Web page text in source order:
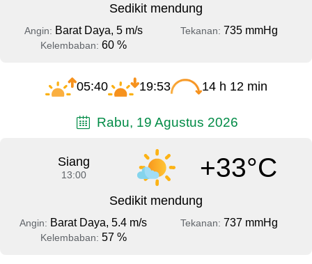
Sedikit mendung
Angin: Barat Daya, 5 m/s Tekanan: 735 mmHg
Kelembaban: 60 %
05:40 19:53 14 h 12 min
Rabu, 19 Agustus 2026
Siang
13:00 +33°C
Sedikit mendung
Angin: Barat Daya, 5.4 m/s Tekanan: 737 mmHg
Kelembaban: 57 %